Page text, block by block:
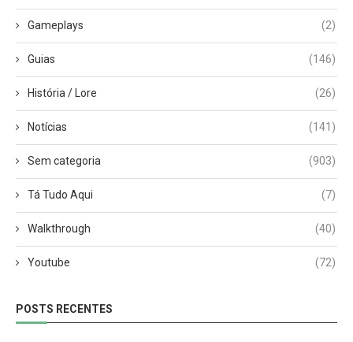
Gameplays (2)
Guias (146)
História / Lore (26)
Notícias (141)
Sem categoria (903)
Tá Tudo Aqui (7)
Walkthrough (40)
Youtube (72)
POSTS RECENTES